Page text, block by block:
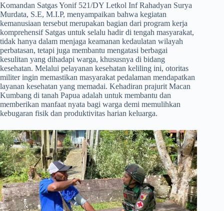
​Komandan Satgas Yonif 521/DY Letkol Inf Rahadyan Surya
Murdata, S.E, M.I.P, menyampaikan bahwa kegiatan
kemanusiaan tersebut merupakan bagian dari program kerja
komprehensif Satgas untuk selalu hadir di tengah masyarakat,
tidak hanya dalam menjaga keamanan kedaulatan wilayah
perbatasan, tetapi juga membantu mengatasi berbagai
kesulitan yang dihadapi warga, khususnya di bidang
kesehatan. Melalui pelayanan kesehatan keliling ini, otoritas
militer ingin memastikan masyarakat pedalaman mendapatkan
layanan kesehatan yang memadai. Kehadiran prajurit Macan
Kumbang di tanah Papua adalah untuk membantu dan
memberikan manfaat nyata bagi warga demi memulihkan
kebugaran fisik dan produktivitas harian keluarga.